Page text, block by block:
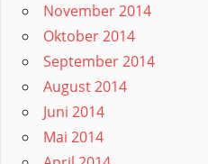
November 2014
Oktober 2014
September 2014
August 2014
Juni 2014
Mai 2014